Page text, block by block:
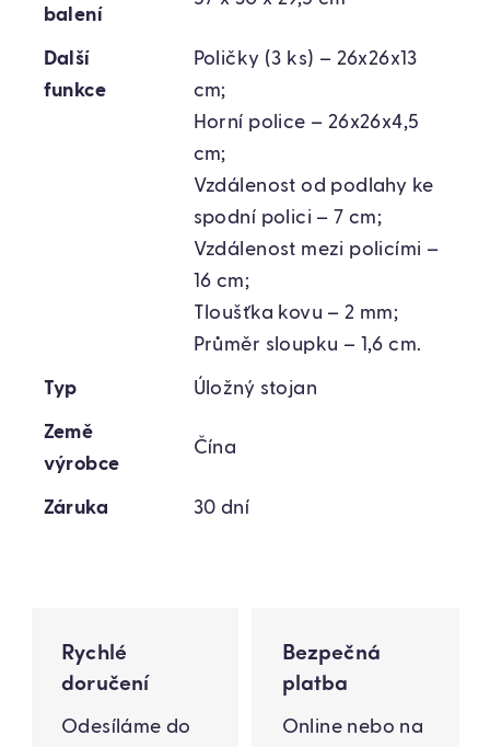
balení
Další
funkce
Poličky (3 ks) – 26x26x13
cm;
Horní police – 26x26x4,5
cm;
Vzdálenost od podlahy ke
spodní polici – 7 cm;
Vzdálenost mezi policími –
16 cm;
Tloušťka kovu – 2 mm;
Průměr sloupku – 1,6 cm.
Typ Úložný stojan
Země
výrobce
Čína
Záruka 30 dní
Rychlé
doručení
Odesíláme do
Bezpečná
platba
Online nebo na